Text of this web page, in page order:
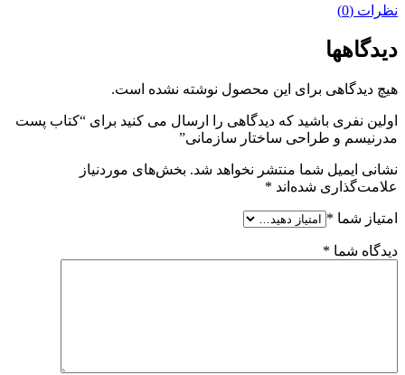
نظرات (0)
دیدگاهها
هیچ دیدگاهی برای این محصول نوشته نشده است.
اولین نفری باشید که دیدگاهی را ارسال می کنید برای “کتاب پست
مدرنیسم و طراحی ساختار سازمانی”
نشانی ایمیل شما منتشر نخواهد شد. بخش‌های موردنیاز
علامت‌گذاری شده‌اند *
امتیاز شما *
دیدگاه شما *